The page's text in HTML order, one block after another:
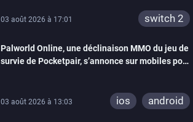
03 août 2026 à 17:01 switch 2
Palworld Online, une déclinaison MMO du jeu de
survie de Pocketpair, s’annonce sur mobiles pour
03 août 2026 à 13:03 ios android